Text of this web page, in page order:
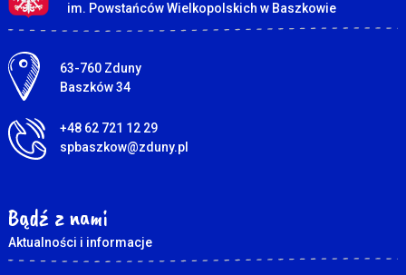
im. Powstańców Wielkopolskich w Baszkowie
Adres pocztowy:
63-760 Zduny
Baszków 34
+48 62 721 12 29
spbaszkow@zduny.pl
Bądź z nami
Aktualności i informacje